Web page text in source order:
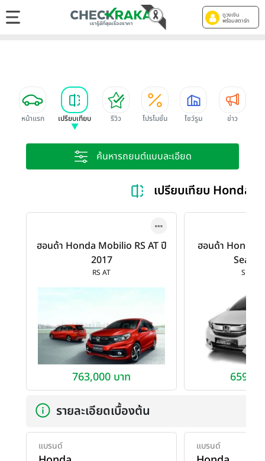
ดูวงเงิน
พร้อมสตาร์ท
หน้าแรก เปรียบเทียบ รีวิว โปรโมชั่น โชว์รูม ข่าว
ค้นหารถยนต์แบบละเอียด
เปรียบเทียบ Honda
ฮอนด้า Honda Mobilio RS AT ปี
2017
RS AT
763,000 บาท
ฮอนด้า Honda
Seat ปี
S AT 5
รายละเอียดเบื้องต้น
แบรนด์ แบรนด์